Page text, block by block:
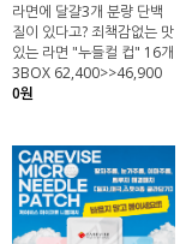
라면에 달걀3개 분량 단백
질이 있다고? 죄책감없는 맛
있는 라면 "누들컬 컵" 16개
3BOX 62,400>>46,900
0원